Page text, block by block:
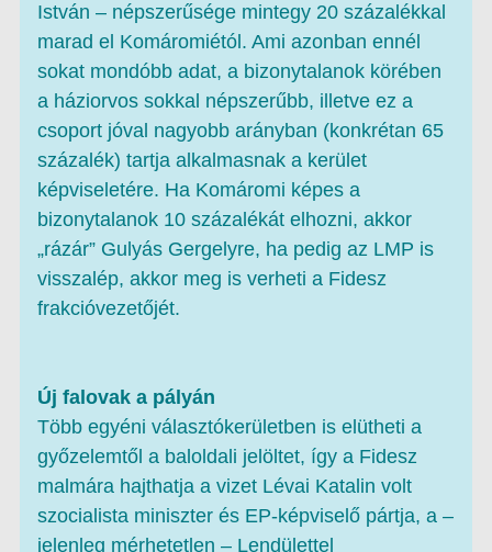
István – népszerűsége mintegy 20 százalékkal
marad el Komáromiétól. Ami azonban ennél
sokat mondóbb adat, a bizonytalanok körében
a háziorvos sokkal népszerűbb, illetve ez a
csoport jóval nagyobb arányban (konkrétan 65
százalék) tartja alkalmasnak a kerület
képviseletére. Ha Komáromi képes a
bizonytalanok 10 százalékát elhozni, akkor
„rázár” Gulyás Gergelyre, ha pedig az LMP is
visszalép, akkor meg is verheti a Fidesz
frakcióvezetőjét.
Új falovak a pályán
Több egyéni választókerületben is elütheti a
győzelemtől a baloldali jelöltet, így a Fidesz
malmára hajthatja a vizet Lévai Katalin volt
szocialista miniszter és EP-képviselő pártja, a –
jelenleg mérhetetlen – Lendülettel